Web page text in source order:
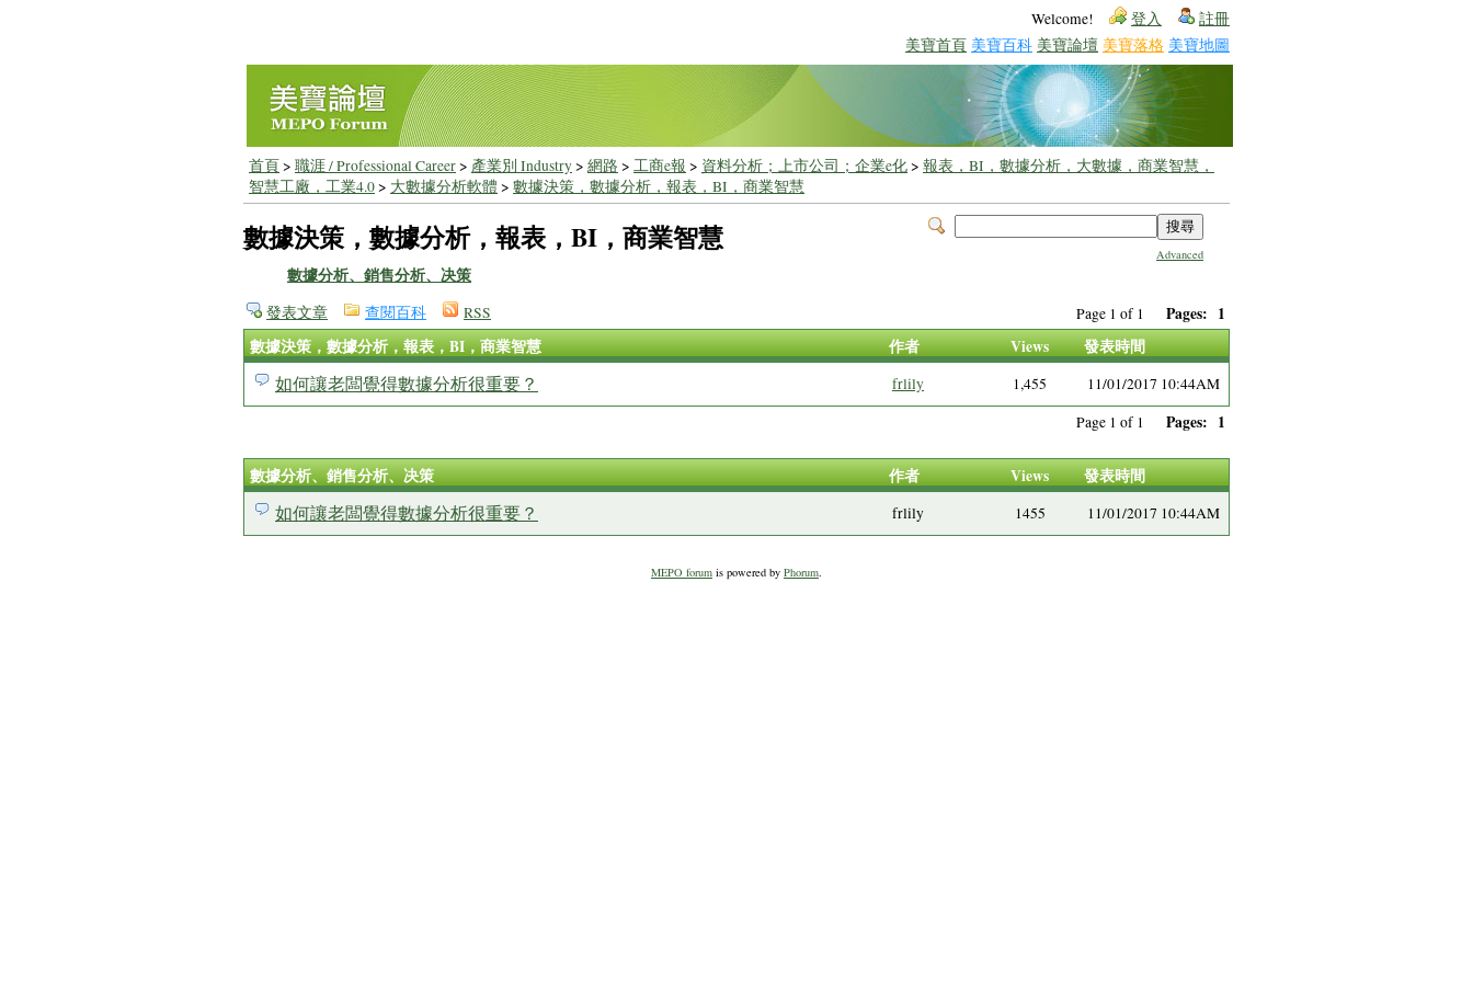
Welcome! 登入 註冊
美寶首頁 美寶百科 美寶論壇 美寶落格 美寶地圖
首頁> 職涯 / Professional Career> 產業別 Industry> 網路 > 工商e報 > 資料分析；上市公司；企業e化> 報表，BI，數據分析，大數據，商業智慧，
智慧工廠，工業4.0> 大數據分析軟體 > 數據決策，數據分析，報表，BI，商業智慧
Advanced
數據決策，數據分析，報表，BI，商業智慧
數據分析、銷售分析、决策
Page 1 of 1 Pages: 1
發表文章 查閱百科 RSS
數據決策，數據分析，報表，BI，商業智慧 作者 Views 發表時間
如何讓老闆覺得數據分析很重要？ frlily 1,455
11/01/2017 10:44AM
Page 1 of 1 Pages: 1
數據分析、銷售分析、决策 作者 Views 發表時間
如何讓老闆覺得數據分析很重要？ frlily 1455 11/01/2017 10:44AM
MEPO forum is powered by Phorum.